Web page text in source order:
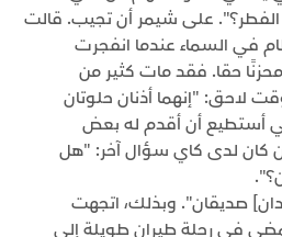
على شيمر أن تجيب. قالت
في السماء عندما انفجرت
حقا. فقد مات كثير من
لاحق: "إنهما أذنان حلوتان
أستطيع أن أقدم له بعض
كان لدى كاي سؤال آخر: "هل
صديقان". وبذلك، اتجهت
تمضي في رحلة طيران طويلة إلى